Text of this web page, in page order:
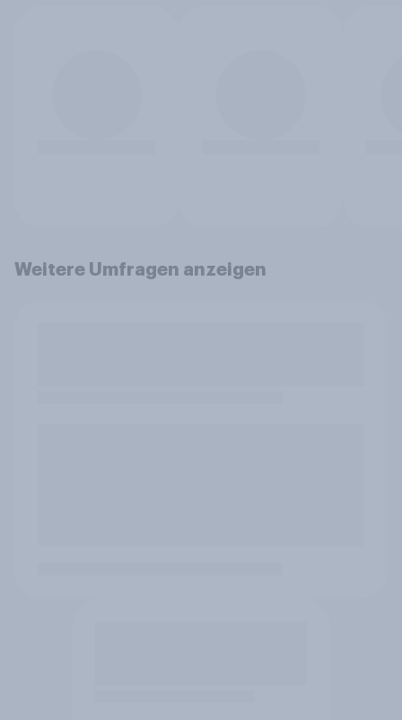
Weitere Umfragen anzeigen